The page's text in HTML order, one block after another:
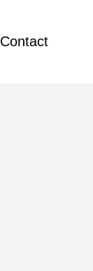
Contact